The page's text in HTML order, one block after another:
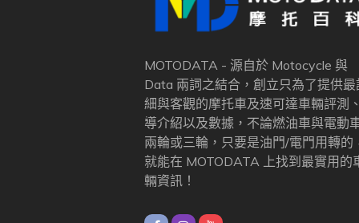
MOTODATA - 源自於 Motocycle 與
Data 兩詞之結合，創立只為了提供最
細與客觀的摩托車及速可達車輛評測
導介紹以及數據，不論燃油車與電動
兩輪或三輪，只要是油門/電門用轉的
就能在 MOTODATA 上找到最實用的
輛資訊！